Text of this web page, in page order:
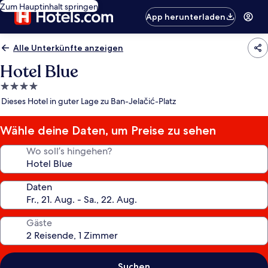
Zum Hauptinhalt springen
App herunterladen
Alle Unterkünfte anzeigen
Hotel Blue
4.0-
Sterne-
Dieses Hotel in guter Lage zu Ban-Jelačić-Platz
Wähle deine Daten, um Preise zu sehen
Wo soll’s hingehen?
Daten
Gäste